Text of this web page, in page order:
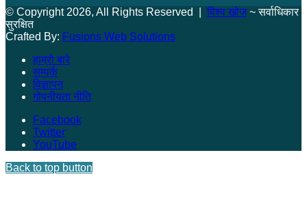
© Copyright 2026, All Rights Reserved | विश्व खोज~ सर्वाधिकार
सुरक्षित
Crafted By: Fusions Web Solutions
हाम्रो बारे
सम्पर्क
विज्ञापन
गोपनीयता नीति
Facebook
Twitter
YouTube
Back to top button